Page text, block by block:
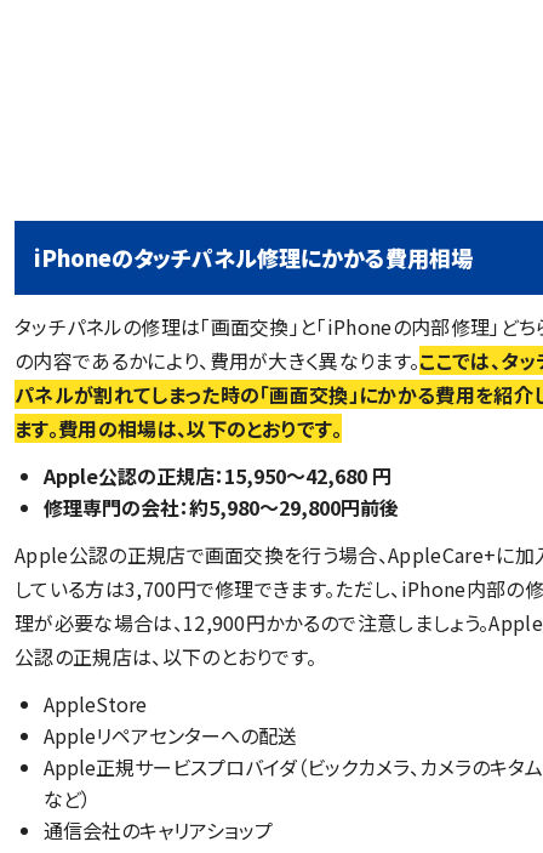
iPhoneのタッチパネル修理にかかる費用相場
タッチパネルの修理は「画面交換」と「iPhoneの内部修理」どち
の内容であるかにより、費用が大きく異なります。ここでは、タ
パネルが割れてしまった時の「画面交換」にかかる費用を紹介
ます。費用の相場は、以下のとおりです。
Apple公認の正規店：15,950〜42,680 円
修理専門の会社：約5,980～29,800円前後
Apple公認の正規店で画面交換を行う場合、AppleCare+に加
している方は3,700円で修理できます。ただし、iPhone内部の修
理が必要な場合は、12,900円かかるので注意しましょう。Apple
公認の正規店は、以下のとおりです。
AppleStore
Appleリペアセンターへの配送
Apple正規サービスプロバイダ（ビックカメラ、カメラのキタ
など）
通信会社のキャリアショップ